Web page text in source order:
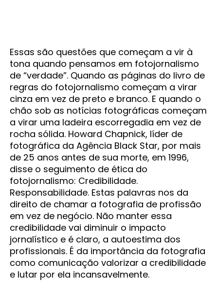
Essas são questões que começam a vir à
tona quando pensamos em fotojornalismo
de “verdade”. Quando as páginas do livro de
regras do fotojornalismo começam a virar
cinza em vez de preto e branco. E quando o
chão sob as notícias fotográficas começam
a virar uma ladeira escorregadia em vez de
rocha sólida. Howard Chapnick, líder de
fotográfica da Agência Black Star, por mais
de 25 anos antes de sua morte, em 1996,
disse o seguimento de ética do
fotojornalismo: Credibilidade.
Responsabilidade. Estas palavras nos da
direito de chamar a fotografia de profissão
em vez de negócio. Não manter essa
credibilidade vai diminuir o impacto
jornalístico e é claro, a autoestima dos
profissionais. É da importância da fotografia
como comunicação valorizar a credibilidade
e lutar por ela incansavelmente.